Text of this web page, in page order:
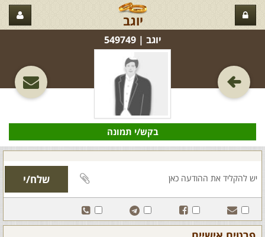
יוגב
יוגב‏ | 549749
בקש/י תמונה